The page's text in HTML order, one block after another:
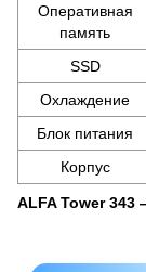
Оперативная
память
SSD
Охлаждение
Блок питания
Корпус
ALFA Tower 343